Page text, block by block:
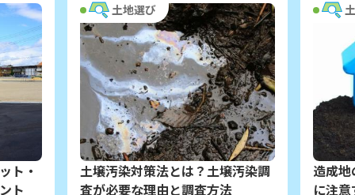
ト・
ト
土地選び
土壌汚染対策法とは？土壌汚染調
査が必要な理由と調査方法
造成
に注